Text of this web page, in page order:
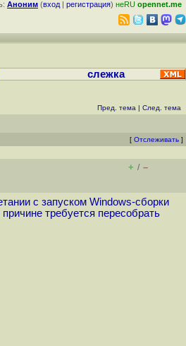
Аноним (вход | регистрация) неRU opennet.me
слежка
Пред. тема | След. тема
[ Отслеживать ]
+ / –
с запуском Windows-сборки
требуется пересобрать